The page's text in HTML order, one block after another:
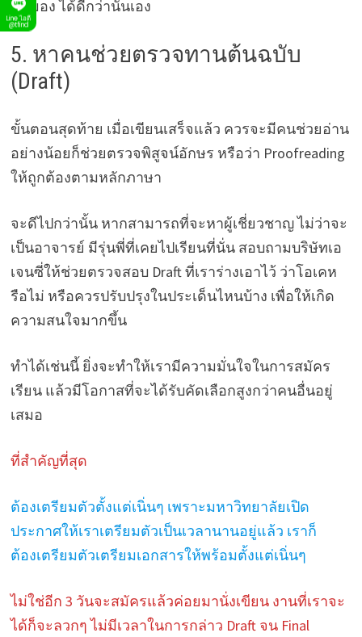
มุมมอง ได้ดีกว่านั่นเอง
5. หาคนช่วยตรวจทานต้นฉบับ
(Draft)
ขั้นตอนสุดท้าย เมื่อเขียนเสร็จแล้ว ควรจะมีคนช่วยอ่าน
อย่างน้อยก็ช่วยตรวจพิสูจน์อักษร หรือว่า Proofreading
ให้ถูกต้องตามหลักภาษา
จะดีไปกว่านั้น หากสามารถที่จะหาผู้เชี่ยวชาญ ไม่ว่าจะ
เป็นอาจารย์ มีรุ่นพี่ที่เคยไปเรียนที่นั่น สอบถามบริษัทเอ
เจนซี่ให้ช่วยตรวจสอบ Draft ที่เราร่างเอาไว้ ว่าโอเคห
รือไม่ หรือควรปรับปรุงในประเด็นไหนบ้าง เพื่อให้เกิด
ความสนใจมากขึ้น
ทำได้เช่นนี้ ยิ่งจะทำให้เรามีความมั่นใจในการสมัคร
เรียน แล้วมีโอกาสที่จะได้รับคัดเลือกสูงกว่าคนอื่นอยู่
เสมอ
ที่สำคัญที่สุด
ต้องเตรียมตัวตั้งแต่เนิ่นๆ เพราะมหาวิทยาลัยเปิด
ประกาศให้เราเตรียมตัวเป็นเวลานานอยู่แล้ว เราก็
ต้องเตรียมตัวเตรียมเอกสารให้พร้อมตั้งแต่เนิ่นๆ
ไม่ใช่อีก 3 วันจะสมัครแล้วค่อยมานั่งเขียน งานที่เราจะ
ได้ก็จะลวกๆ ไม่มีเวลาในการกล่าว Draft จน Final
Line ไอดี
@tfind